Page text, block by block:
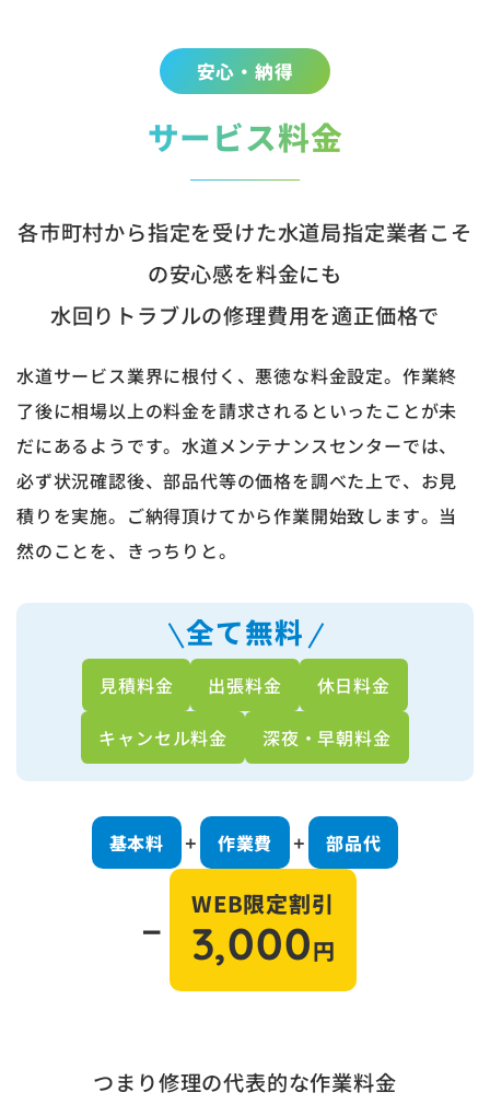
安心・納得
サービス料金
各市町村から指定を受けた水道局指定業者こそ
の安心感を料金にも
水回りトラブルの修理費用を適正価格で
水道サービス業界に根付く、悪徳な料金設定。作業終
了後に相場以上の料金を請求されるといったことが未
だにあるようです。水道メンテナンスセンターでは、
必ず状況確認後、部品代等の価格を調べた上で、お見
積りを実施。ご納得頂けてから作業開始致します。当
然のことを、きっちりと。
見積料金 出張料金
休日料金
キャンセル料金
深夜・早朝料金
全て無料
基本料 ＋ 作業費 ＋ 部品代
－
WEB限定割引
3,000円
つまり修理の代表的な作業料金